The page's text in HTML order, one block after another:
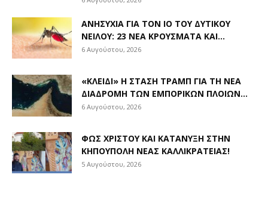
ΑΝΗΣΥΧΊΑ ΓΙΑ ΤΟΝ ΙΌ ΤΟΥ ΔΥΤΙΚΟΎ
ΝΕΊΛΟΥ: 23 ΝΈΑ ΚΡΟΎΣΜΑΤΑ ΚΑΙ...
6 Αυγούστου, 2026
«ΚΛΕΙΔΊ» Η ΣΤΆΣΗ ΤΡΑΜΠ ΓΙΑ ΤΗ ΝΈΑ
ΔΙΑΔΡΟΜΉ ΤΩΝ ΕΜΠΟΡΙΚΏΝ ΠΛΟΊΩΝ...
6 Αυγούστου, 2026
ΦΩΣ ΧΡΙΣΤΟΎ ΚΑΙ ΚΑΤΆΝΥΞΗ ΣΤΗΝ
ΚΗΠΟΎΠΟΛΗ ΝΈΑΣ ΚΑΛΛΙΚΡΆΤΕΙΑΣ!
5 Αυγούστου, 2026